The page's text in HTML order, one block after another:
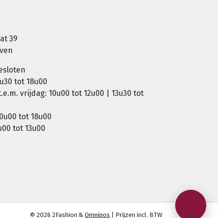
39
tot 18u00
vrijdag: 10u00 tot 12u00 | 13u30 tot
tot 18u00
tot 13u00
© 2026 2Fashion & Omnipos | Prijzen incl. BTW